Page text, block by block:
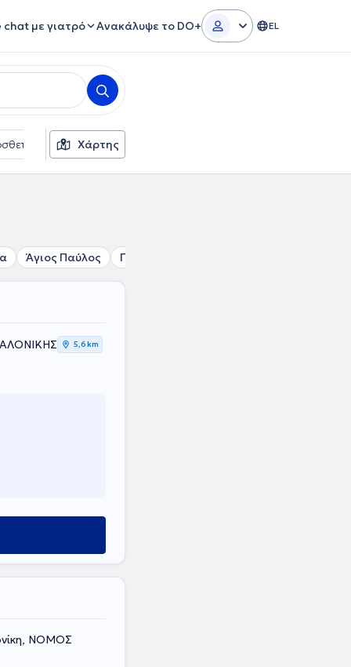
chat με γιατρό Ανακάλυψε το DO+ EL
φίλτρα Γλώσσες
Χάρτης
Άγιος Παύλος Πυλαία
5,6 km
ΝΟΜΟΣ